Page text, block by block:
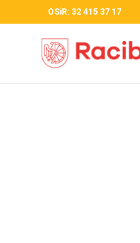
OSiR: 32 415 37 17